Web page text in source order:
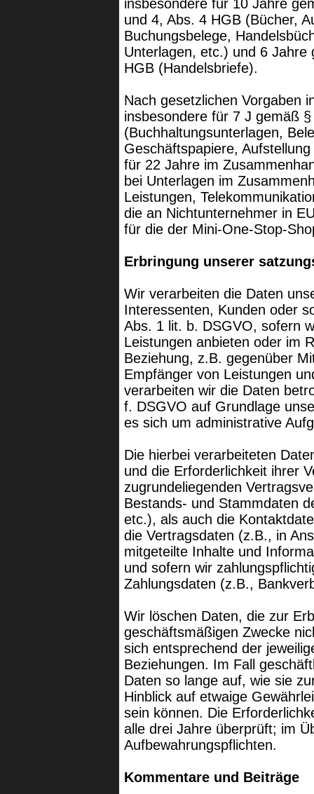
insbesondere für 10 Jahre
und 4, Abs. 4 HGB (Bücher,
Buchungsbelege,
Unterlagen, etc.) und 6
HGB (Handelsbriefe).
Nach gesetzlichen Vorgaben
insbesondere für 7 J gemäß
(Buchhaltungsunterlagen,
Geschäftspapiere,
für 22 Jahre im
bei Unterlagen im
Leistungen,
die an Nichtunternehmer in
für die der Mini-One-Stop-
Erbringung unserer
Wir verarbeiten die Daten
Interessenten, Kunden oder
Abs. 1 lit. b. DSGVO, sofern
Leistungen anbieten oder im
Beziehung, z.B. gegenüber
Empfänger von Leistungen
verarbeiten wir die Daten
f. DSGVO auf Grundlage
es sich um administrative
Die hierbei verarbeiteten
und die Erforderlichkeit ihrer
zugrundeliegenden
Bestands- und Stammdaten
etc.), als auch die
die Vertragsdaten (z.B., in
mitgeteilte Inhalte und
und sofern wir
Zahlungsdaten (z.B.,
Wir löschen Daten, die zur
geschäftsmäßigen Zwecke
sich entsprechend der
Beziehungen. Im Fall
Daten so lange auf, wie sie
Hinblick auf etwaige
sein können. Die
alle drei Jahre überprüft; im
Aufbewahrungspflichten.
Kommentare und Beiträge